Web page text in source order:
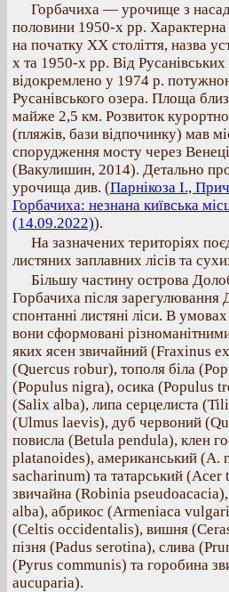
Горбачиха — урочище з
половини 1950-х рр. Характерна
на початку ХХ століття, назва
х та 1950-х рр. Від
відокремлено у 1974 р.
Русанівського озера. Площа
майже 2,5 км. Розвиток
(пляжів, бази відпочинку) мав
спорудження мосту через
(Вакулишин, 2014). Детально
урочища див. (Парнікоза І.,
Горбачиха: незнана київська
(14.09.2022)).
На зазначених територіях
листяних заплавних лісів та
Більшу частину острова
Горбачиха після зарегулювання
спонтанні листяні ліси. В
вони сформовані
яких ясен звичайний (Fraxinus
(Quercus robur), тополя біла
(Populus nigra), осика (Populus
(Salix alba), липа серцелиста
(Ulmus laevis), дуб червоний
повисла (Betula pendula), клен
platanoides), американський (A.
sacharinum) та татарський (Acer
звичайна (Robinia
alba), абрикос (Armeniaca
(Celtis occidentalis), вишня
пізня (Padus serotina), слива
(Pyrus communis) та горобина
aucuparia).